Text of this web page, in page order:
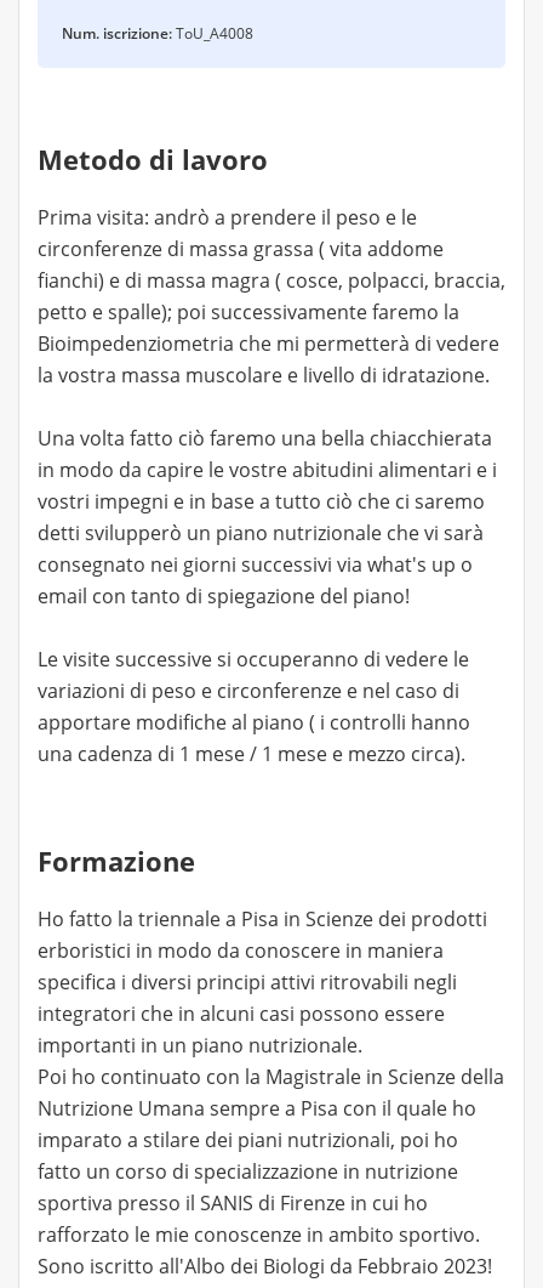
Num. iscrizione:ToU_A4008
Metodo di lavoro
Prima visita: andrò a prendere il peso e le
circonferenze di massa grassa ( vita addome
fianchi) e di massa magra ( cosce, polpacci, braccia,
petto e spalle); poi successivamente faremo la
Bioimpedenziometria che mi permetterà di vedere
la vostra massa muscolare e livello di idratazione.
Una volta fatto ciò faremo una bella chiacchierata
in modo da capire le vostre abitudini alimentari e i
vostri impegni e in base a tutto ciò che ci saremo
detti svilupperò un piano nutrizionale che vi sarà
consegnato nei giorni successivi via what's up o
email con tanto di spiegazione del piano!
Le visite successive si occuperanno di vedere le
variazioni di peso e circonferenze e nel caso di
apportare modifiche al piano ( i controlli hanno
una cadenza di 1 mese / 1 mese e mezzo circa).
Formazione
Ho fatto la triennale a Pisa in Scienze dei prodotti
erboristici in modo da conoscere in maniera
specifica i diversi principi attivi ritrovabili negli
integratori che in alcuni casi possono essere
importanti in un piano nutrizionale.
Poi ho continuato con la Magistrale in Scienze della
Nutrizione Umana sempre a Pisa con il quale ho
imparato a stilare dei piani nutrizionali, poi ho
fatto un corso di specializzazione in nutrizione
sportiva presso il SANIS di Firenze in cui ho
rafforzato le mie conoscenze in ambito sportivo.
Sono iscritto all'Albo dei Biologi da Febbraio 2023!